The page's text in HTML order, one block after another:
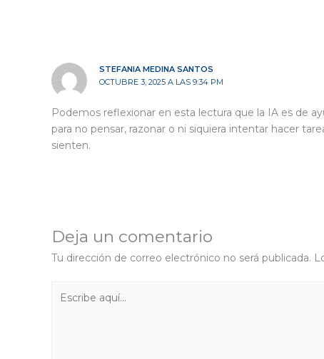
STEFANIA MEDINA SANTOS
OCTUBRE 3, 2025 A LAS 9:34 PM
Podemos reflexionar en esta lectura que la IA es de
para no pensar, razonar o ni siquiera intentar hacer
sienten.
Deja un comentario
Tu dirección de correo electrónico no será publicada.
aquí...